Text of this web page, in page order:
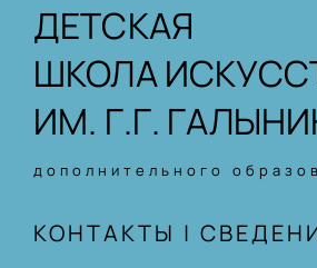
ДЕТСКАЯ
ШКОЛА
ИМ. Г.Г.
дополнительного
КОНТАКТЫ |